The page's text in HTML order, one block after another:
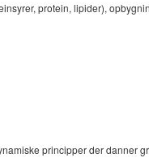
protein, lipider),
principper der danner